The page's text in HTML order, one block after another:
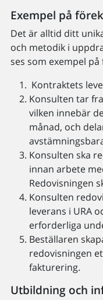
Exempel på
Det är alltid ditt
och metodik i
ses som exempel
Kontraktets
Konsulten tar
vilken innebär
månad, och
Konsulten ska
innan arbete
Redovisningen
Konsulten
leverans i URA
erforderliga
Beställaren
redovisningen
fakturering.
Utbildning och